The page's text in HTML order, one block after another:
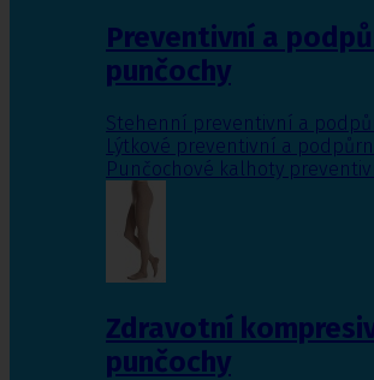
Preventivní a
punčochy
Stehenní preventivní a
Lýtkové preventivní a
Punčochové kalhoty
Zdravotní
punčochy